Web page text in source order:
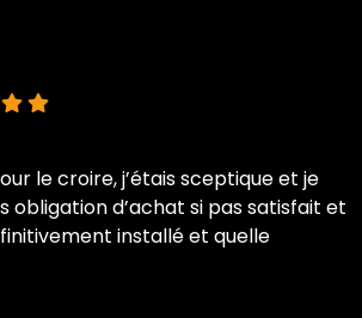
le croire, j’étais sceptique et je
obligation d’achat si pas satisfait et
installé et quelle